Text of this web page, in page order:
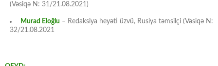
(Vəsiqə N: 31/21.08.2021)
Murad Eloğlu – Redaksiya heyəti üzvü, Rusiya təmsilçi (Vəsiqə N:
32/21.08.2021